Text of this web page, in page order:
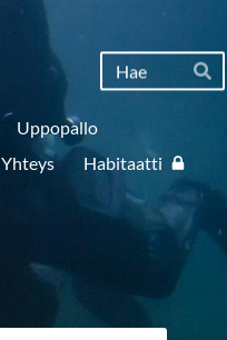
Hae
Uppopallo
Yhteys
Habitaatti